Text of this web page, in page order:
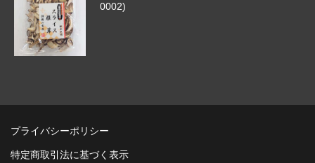
0002)
プライバシーポリシー
特定商取引法に基づく表示